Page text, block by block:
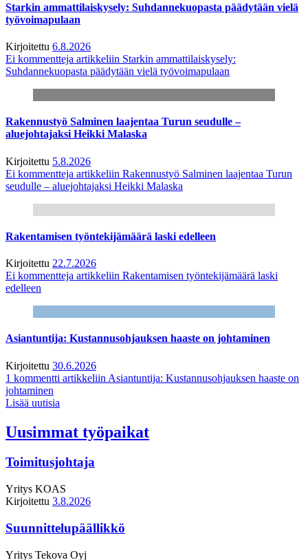
Starkin ammattilaiskysely: Suhdannekuopasta päädytään vielä
työvoimapulaan
Kirjoitettu 6.8.2026
Ei kommentteja artikkeliin Starkin ammattilaiskysely:
Suhdannekuopasta päädytään vielä työvoimapulaan
Rakennustyö Salminen laajentaa Turun seudulle –
aluejohtajaksi Heikki Malaska
Kirjoitettu 5.8.2026
Ei kommentteja artikkeliin Rakennustyö Salminen laajentaa Turun
seudulle – aluejohtajaksi Heikki Malaska
Rakentamisen työntekijämäärä laski edelleen
Kirjoitettu 22.7.2026
Ei kommentteja artikkeliin Rakentamisen työntekijämäärä laski
edelleen
Asiantuntija: Kustannusohjauksen haaste on johtaminen
Kirjoitettu 30.6.2026
1 kommentti artikkeliin Asiantuntija: Kustannusohjauksen haaste on
johtaminen
Lisää uutisia
Uusimmat työpaikat
Toimitusjohtaja
Yritys KOAS
Kirjoitettu 3.8.2026
Suunnittelupäällikkö
Yritys Tekova Oyj